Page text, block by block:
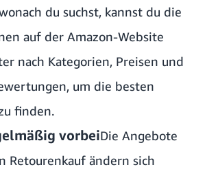
du suchst, kannst du die
auf der Amazon-Website
nach Kategorien, Preisen und
um die besten
finden.
vorbeiDie Angebote
Retourenkauf ändern sich